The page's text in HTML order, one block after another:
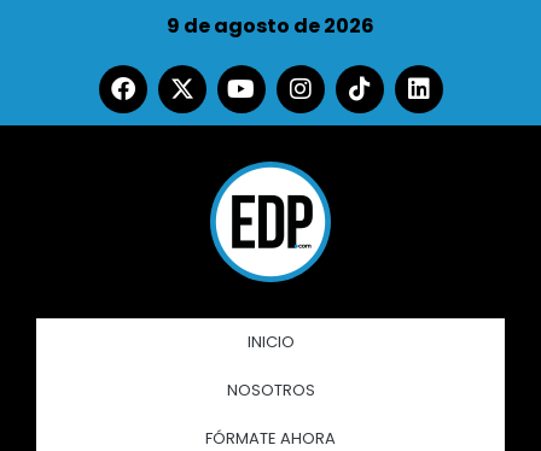
9 de agosto de 2026
INICIO
NOSOTROS
FÓRMATE AHORA